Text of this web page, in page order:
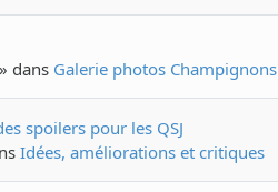
dans Galerie photos Champignons
spoilers pour les QSJ
Idées, améliorations et critiques